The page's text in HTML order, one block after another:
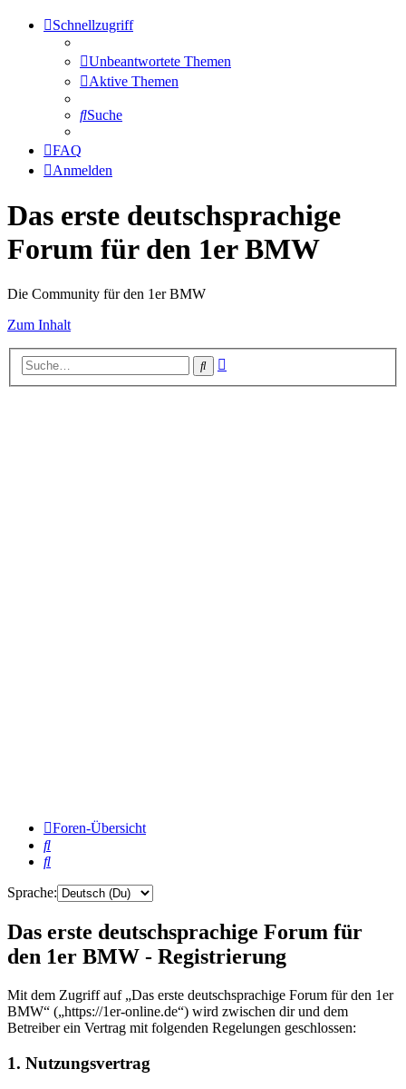
Schnellzugriff
Unbeantwortete Themen
Aktive Themen
Suche
FAQ
Anmelden
Das erste deutschsprachige
Forum für den 1er BMW
Die Community für den 1er BMW
Zum Inhalt
Suche
Foren-Übersicht
Suche
Suche
Sprache:
Das erste deutschsprachige Forum für
den 1er BMW - Registrierung
Mit dem Zugriff auf „Das erste deutschsprachige Forum für den 1er
BMW“ („https://1er-online.de“) wird zwischen dir und dem
Betreiber ein Vertrag mit folgenden Regelungen geschlossen:
1. Nutzungsvertrag